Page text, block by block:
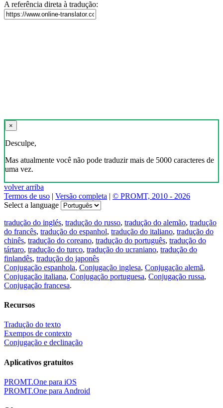
A referência direta à tradução:
×
Desculpe,
Mas atualmente você não pode traduzir mais de 5000 caracteres de
uma vez.
volver arriba
Termos de uso | Versão completa | © PROMT, 2010 - 2026
Select a language
tradução do inglés, tradução do russo, tradução do alemão, tradução
do francês, tradução do espanhol, tradução do italiano, tradução do
chinês, tradução do coreano, tradução do português, tradução do
tártaro, tradução do turco, tradução do ucraniano, tradução do
finlandês, tradução do japonês
Conjugação espanhola, Conjugação inglesa, Conjugação alemã,
Conjugação italiana, Conjugação portuguesa, Conjugação russa,
Conjugação francesa.
Recursos
Tradução do texto
Exempos de contexto
Conjugação e declinação
Aplicativos gratuitos
PROMT.One para iOS
PROMT.One para Android